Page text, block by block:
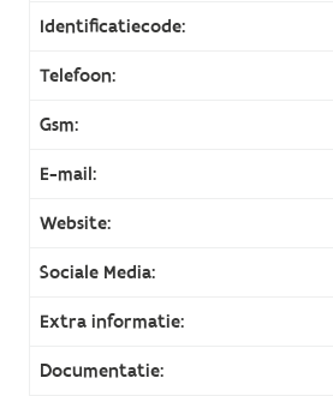
Identificatiecode:
Telefoon:
Gsm:
E-mail:
Website:
Sociale Media:
Extra informatie:
Documentatie: